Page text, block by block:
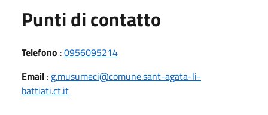
Punti di contatto
Telefono :0956095214
Email : g.musumeci@comune.sant-agata-li-
battiati.ct.it